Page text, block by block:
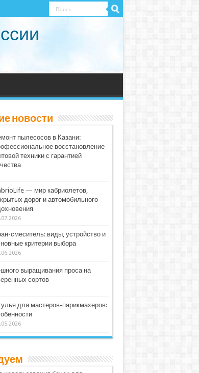
новости
пылесосов в Казани:
восстановление
техники с гарантией
— мир кабриолетов,
дорог и автомобильного
смеситель: виды, устройство и
критерии выбора
выращивания проса на
сортов
для мастеров-парикмахеров: